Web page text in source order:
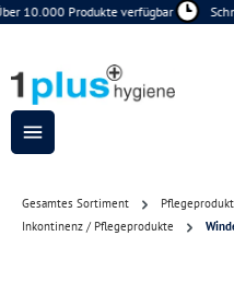
Zum Hauptinhalt springen
10.000 Produkte verfügbar
Gesamtes Sortiment
Inkontinenz / Pflegeprodukte